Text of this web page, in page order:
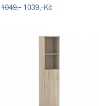
1049,- 1039,-Kč